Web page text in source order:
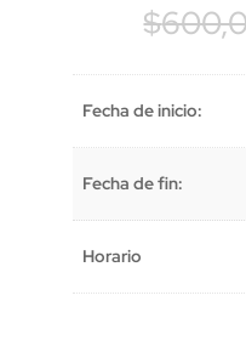
$
Fecha de inicio:
Fecha de fin:
Horario